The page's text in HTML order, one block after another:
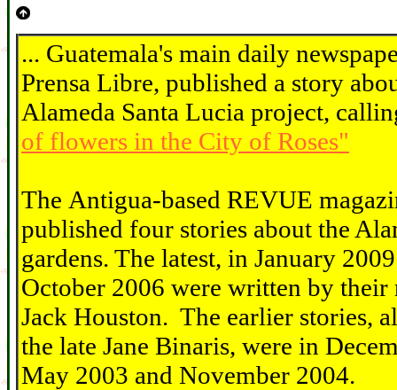
... Guatemala's main daily
Prensa Libre, published a story
Alameda Santa Lucia project,
of flowers in the City of Roses"
The Antigua-based REVUE
published four stories about the
gardens. The latest, in January
October 2006 were written by their
Jack Houston. The earlier stories,
the late Jane Binaris, were in
May 2003 and November 2004.